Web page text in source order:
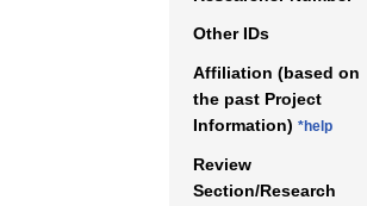
Other IDs
Affiliation (based on
the past Project
Information) *help
Review
Section/Research